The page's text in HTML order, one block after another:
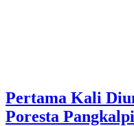
Pertama Kali
Poresta